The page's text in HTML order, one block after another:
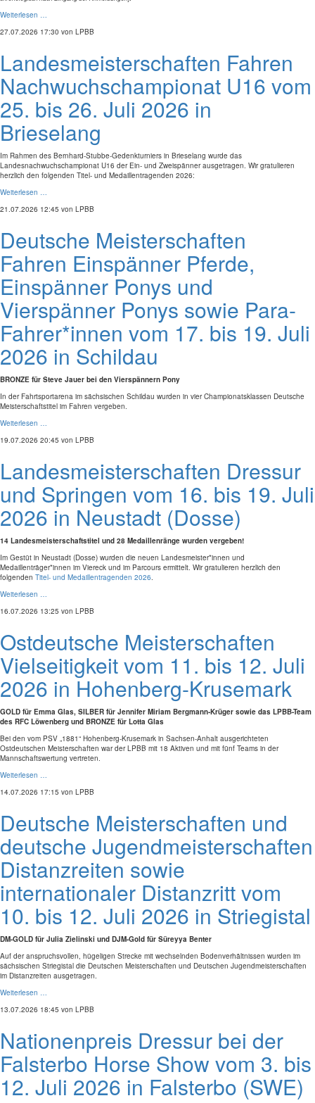
Weiterlesen …
27.07.2026 17:30 von LPBB
Landesmeisterschaften Fahren
Nachwuchschampionat U16 vom
25. bis 26. Juli 2026 in
Brieselang
Im Rahmen des Bernhard-Stubbe-Gedenkturniers in Brieselang wurde das
Landesnachwuchschampionat U16 der Ein- und Zweispänner ausgetragen. Wir gratulieren
herzlich den folgenden Titel- und Medaillentragenden 2026:
Weiterlesen …
21.07.2026 12:45 von LPBB
Deutsche Meisterschaften
Fahren Einspänner Pferde,
Einspänner Ponys und
Vierspänner Ponys sowie Para-
Fahrer*innen vom 17. bis 19. Juli
2026 in Schildau
BRONZE für Steve Jauer bei den Vierspännern Pony
In der Fahrtsportarena im sächsischen Schildau wurden in vier Championatsklassen Deutsche
Meisterschaftstitel im Fahren vergeben.
Weiterlesen …
19.07.2026 20:45 von LPBB
Landesmeisterschaften Dressur
und Springen vom 16. bis 19. Juli
2026 in Neustadt (Dosse)
14 Landesmeisterschaftstitel und 28 Medaillenränge wurden vergeben!
Im Gestüt in Neustadt (Dosse) wurden die neuen Landesmeister*innen und
Medaillenträger*innen im Viereck und im Parcours ermittelt. Wir gratulieren herzlich den
folgenden Titel- und Medaillentragenden 2026.
Weiterlesen …
16.07.2026 13:25 von LPBB
Ostdeutsche Meisterschaften
Vielseitigkeit vom 11. bis 12. Juli
2026 in Hohenberg-Krusemark
GOLD für Emma Glas, SILBER für Jennifer Miriam Bergmann-Krüger sowie das LPBB-Team
des RFC Löwenberg und BRONZE für Lotta Glas
Bei den vom PSV „1881“ Hohenberg-Krusemark in Sachsen-Anhalt ausgerichteten
Ostdeutschen Meisterschaften war der LPBB mit 18 Aktiven und mit fünf Teams in der
Mannschaftswertung vertreten.
Weiterlesen …
14.07.2026 17:15 von LPBB
Deutsche Meisterschaften und
deutsche Jugendmeisterschaften
Distanzreiten sowie
internationaler Distanzritt vom
10. bis 12. Juli 2026 in Striegistal
DM-GOLD für Julia Zielinski und DJM-Gold für Süreyya Benter
Auf der anspruchsvollen, hügeligen Strecke mit wechselnden Bodenverhältnissen wurden im
sächsischen Striegistal die Deutschen Meisterschaften und Deutschen Jugendmeisterschaften
im Distanzreiten ausgetragen.
Weiterlesen …
13.07.2026 18:45 von LPBB
Nationenpreis Dressur bei der
Falsterbo Horse Show vom 3. bis
12. Juli 2026 in Falsterbo (SWE)